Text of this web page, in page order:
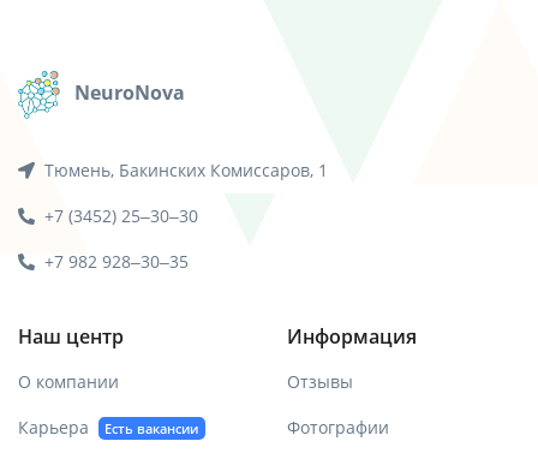
NeuroNova
Тюмень, Бакинских Комиссаров, 1
+7 (3452) 25‒30‒30
+7 982 928‒30‒35
Наш центр
О компании
Карьера
Есть вакансии
Информация
Отзывы
Фотографии